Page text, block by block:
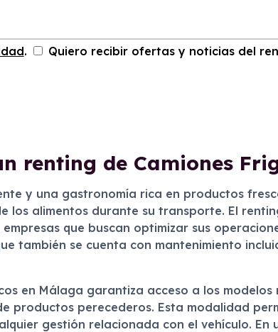
. Quiero recibir ofertas y noticias del
renting de Camiones
y una gastronomía rica en productos
alimentos durante su transporte. El
que buscan optimizar sus
también se cuenta con mantenimiento
en Málaga garantiza acceso a los
productos perecederos. Esta modalidad
gestión relacionada con el vehículo.